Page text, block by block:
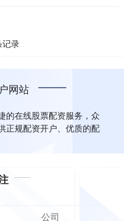
记录
网站
的在线股票配资服务，众
正规配资开户、优质的配
公司